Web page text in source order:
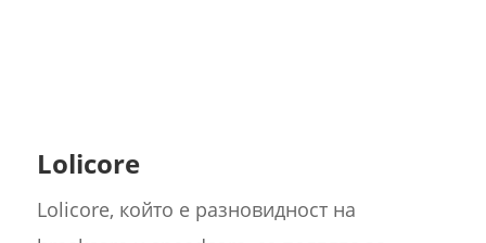
Lolicore
Lolicore, който е разновидност на